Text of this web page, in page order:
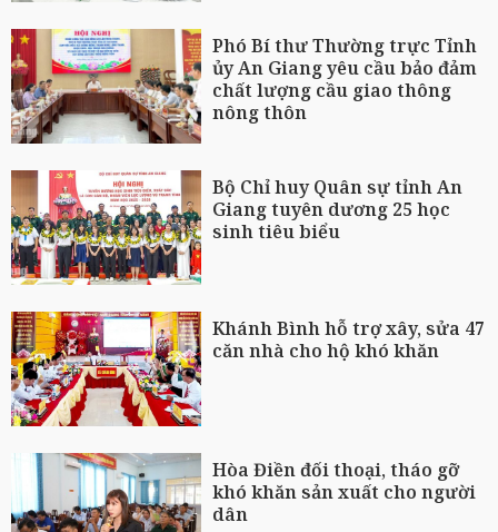
Phó Bí thư Thường trực Tỉnh
ủy An Giang yêu cầu bảo đảm
chất lượng cầu giao thông
nông thôn
Bộ Chỉ huy Quân sự tỉnh An
Giang tuyên dương 25 học
sinh tiêu biểu
Khánh Bình hỗ trợ xây, sửa 47
căn nhà cho hộ khó khăn
Hòa Điền đối thoại, tháo gỡ
khó khăn sản xuất cho người
dân